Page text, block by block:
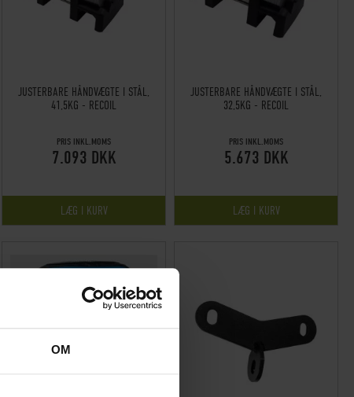
OM
JUSTERBARE HÅNDVÆGTE I STÅL,
41,5KG - RECOIL
PRIS INKL.MOMS
7.093 DKK
LÆG I KURV
JUSTERBARE HÅNDVÆGTE I STÅL,
32,5KG - RECOIL
PRIS INKL.MOMS
5.673 DKK
LÆG I KURV